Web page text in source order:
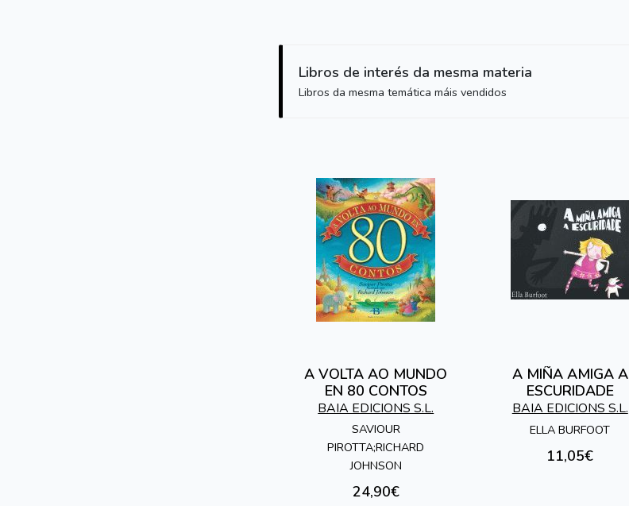
Libros de interés da mesma materia
Libros da mesma temática máis vendidos
A VOLTA AO MUNDO
EN 80 CONTOS
BAIA EDICIONS S.L.
SAVIOUR
PIROTTA;RICHARD
JOHNSON
24,90€
A MIÑA AMIGA A
ESCURIDADE
BAIA EDICIONS S.L.
ELLA BURFOOT
11,05€